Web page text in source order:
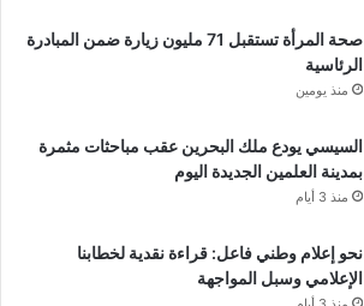
صحة المرأة تستقبل 71 مليون زيارة ضمن المبادرة
الرئاسية
منذ يومين
السيسي يودع ملك البحرين عقب مباحثات مثمرة
بمدينة العلمين الجديدة اليوم
منذ 3 أيام
نحو إعلام وطني فاعل: قراءة نقدية لخطابنا
الإعلامي وسبل المواجهة